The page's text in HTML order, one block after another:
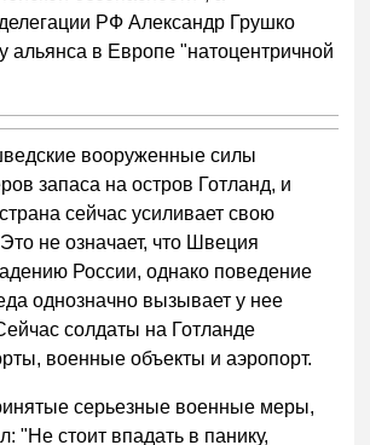
РФ Александр Грушко
альянса в Европе "натоцентричной
вооруженные силы
запаса на остров Готланд, и
сейчас усиливает свою
не означает, что Швеция
России, однако поведение
однозначно вызывает у нее
солдаты на Готланде
военные объекты и аэропорт.
серьезные военные меры,
"Не стоит впадать в панику,